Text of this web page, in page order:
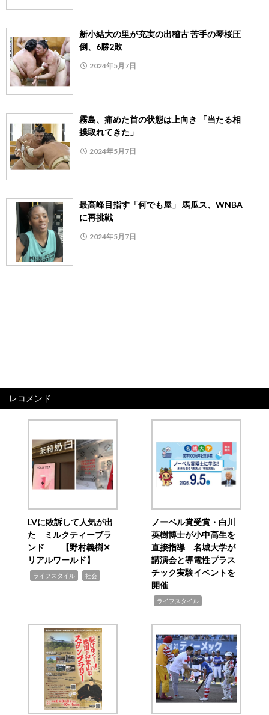
新小結大の里が充実の出稽古 苦手の琴桜圧
倒、6勝2敗
2024年5月7日
霧島、痛めた首の状態は上向き 「当たる相
撲取れてきた」
2024年5月7日
最高峰目指す「何でも屋」 馬瓜ス、WNBA
に再挑戦
2024年5月7日
レコメンド
LVに敗訴して人気が出
た ミルクティーブラ
ンド 【野村義樹✕
リアルワールド】
ライフスタイル 社会
ノーベル賞受賞・白川
英樹博士が小中高生を
直接指導 名城大学が
講演会と導電性プラス
チック実験イベントを
開催
ライフスタイル